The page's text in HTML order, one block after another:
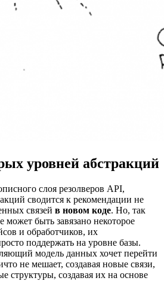
уровней абстракций
слоя резолверов API,
сводится к рекомендации не
связей в новом коде. Но, так
может быть завязано некоторое
и обработчиков, их
поддержать на уровне базы.
модель данных хочет перейти
не мешает, создавая новые связи,
структуры, создавая их на основе